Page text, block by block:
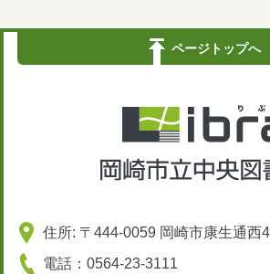
ページトップへ
住所: 〒444-0059 岡崎市康生通西
電話：0564-23-3111